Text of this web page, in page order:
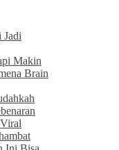
Jadi
Makin
Brain